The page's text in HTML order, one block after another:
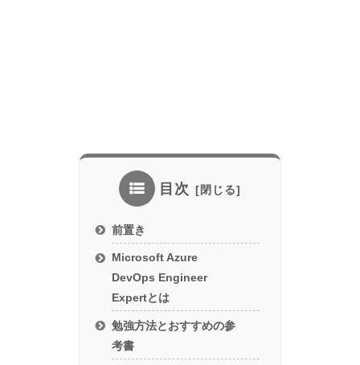
目次
前置き
Microsoft Azure
DevOps Engineer
Expertとは
勉強方法とおすすめの参
考書